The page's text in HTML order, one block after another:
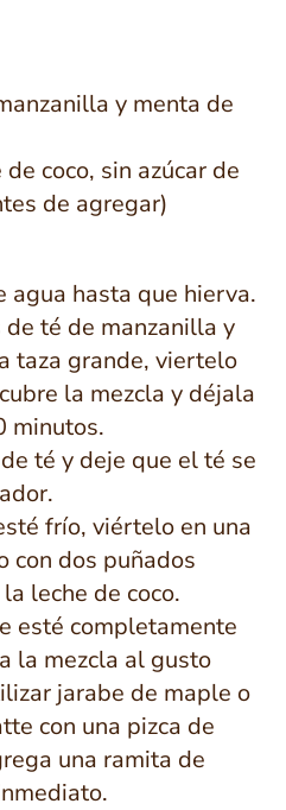
y menta de
coco, sin azúcar de
de agregar)
agua hasta que hierva.
té de manzanilla y
taza grande, viertelo
la mezcla y déjala
minutos.
té y deje que el té se
frío, viértelo en una
con dos puñados
leche de coco.
esté completamente
la mezcla al gusto
jarabe de maple o
con una pizca de
una ramita de